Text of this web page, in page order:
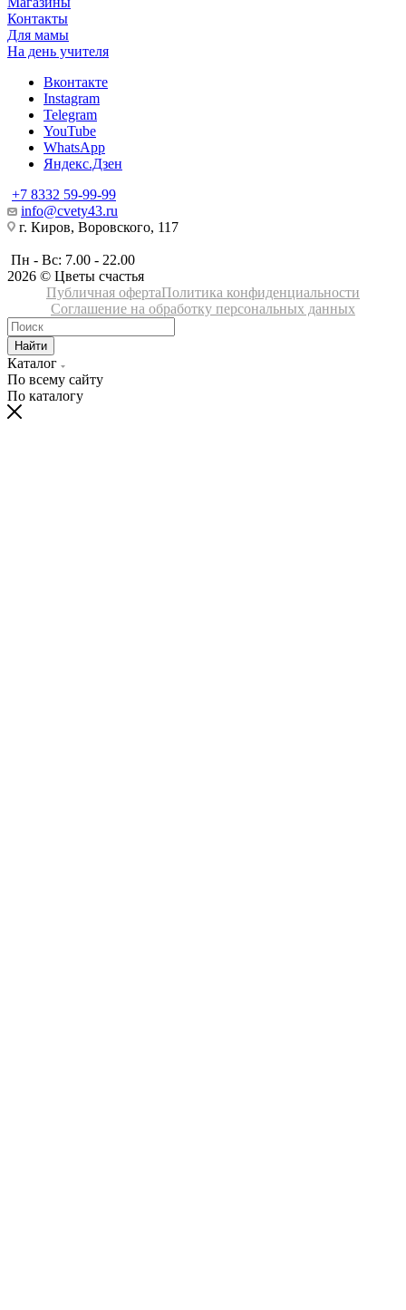
Контакты
Для мамы
На день учителя
Вконтакте
Instagram
Telegram
YouTube
WhatsApp
Яндекс.Дзен
+7 8332 59-99-99
info@cvety43.ru
г. Киров, Воровского, 117
Пн - Вс: 7.00 - 22.00
2026 © Цветы счастья
Публичная офертаПолитика конфиденциальности
Соглашение на обработку персональных данных
Найти
Каталог
По всему сайту
По каталогу